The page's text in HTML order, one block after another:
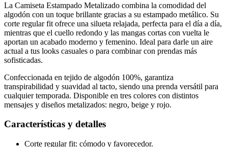
La Camiseta Estampado Metalizado combina la comodidad del
algodón con un toque brillante gracias a su estampado metálico. Su
corte regular fit ofrece una silueta relajada, perfecta para el día a día,
mientras que el cuello redondo y las mangas cortas con vuelta le
aportan un acabado moderno y femenino. Ideal para darle un aire
actual a tus looks casuales o para combinar con prendas más
sofisticadas.
Confeccionada en tejido de algodón 100%, garantiza
transpirabilidad y suavidad al tacto, siendo una prenda versátil para
cualquier temporada. Disponible en tres colores con distintos
mensajes y diseños metalizados: negro, beige y rojo.
Características y detalles
Corte regular fit: cómodo y favorecedor.